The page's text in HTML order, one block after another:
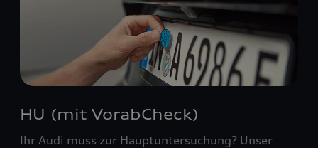
HU (mit VorabCheck)
Ihr Audi muss zur Hauptuntersuchung? Unser